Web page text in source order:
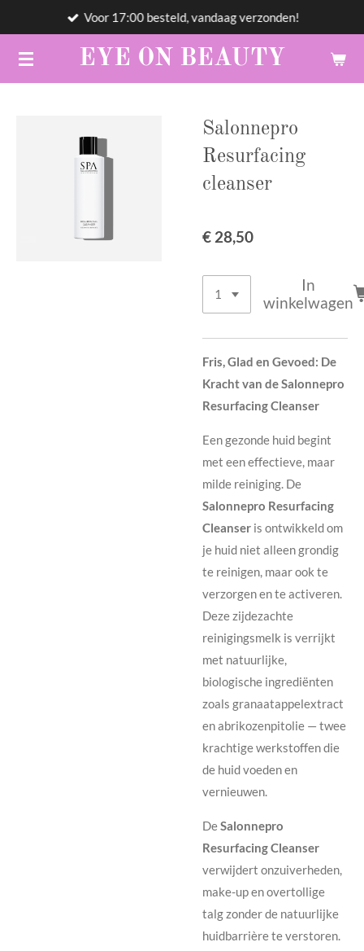
naar
de
EYE ON BEAUTY
Voor 17:00 besteld, vandaag verzonden!
Salonnepro
Resurfacing
cleanser
€ 28,50
In
winkelwagen
Fris, Glad en Gevoed: De
Kracht van de Salonnepro
Resurfacing Cleanser
Een gezonde huid begint
met een effectieve, maar
milde reiniging. De
Salonnepro Resurfacing
Cleanser is ontwikkeld om
je huid niet alleen grondig
te reinigen, maar ook te
verzorgen en te activeren.
Deze zijdezachte
reinigingsmelk is verrijkt
met natuurlijke,
biologische ingrediënten
zoals granaatappelextract
en abrikozenpitolie — twee
krachtige werkstoffen die
de huid voeden en
vernieuwen.
DeSalonnepro
Resurfacing Cleanser
verwijdert onzuiverheden,
make-up en overtollige
talg zonder de natuurlijke
huidbarrière te verstoren.